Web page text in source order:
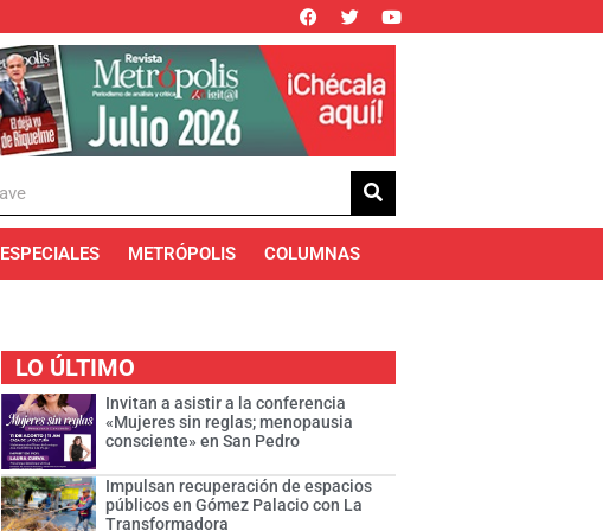
ESPECIALES METRÓPOLIS COLUMNAS
LO ÚLTIMO
Invitan a asistir a la conferencia
«Mujeres sin reglas; menopausia
consciente» en San Pedro
Impulsan recuperación de espacios
públicos en Gómez Palacio con La
Transformadora